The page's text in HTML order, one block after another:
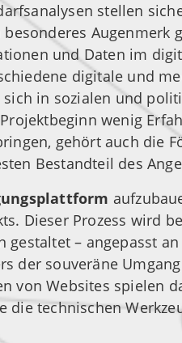
stellen
Augenmerk
und Daten im
digitale und
in sozialen und
wenig
gehört auch die
Bestandteil des
Dieser Prozess wird
gestaltet – angepasst
der souveräne
von Websites spielen
die technischen